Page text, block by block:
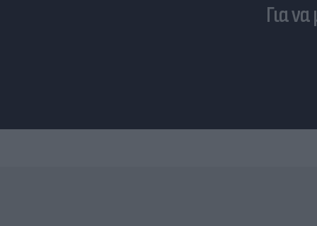
Για